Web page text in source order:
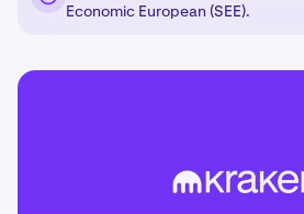
Economic European (SEE).